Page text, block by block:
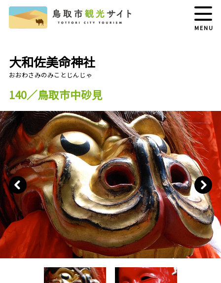
MENU
大和佐美命神社
140／鳥取市中砂見